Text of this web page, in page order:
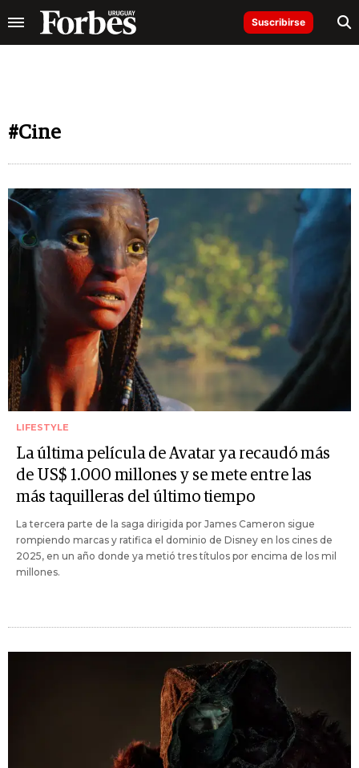
Suscribirse
#Cine
LIFESTYLE
La última película de Avatar ya recaudó más
de US$ 1.000 millones y se mete entre las
más taquilleras del último tiempo
La tercera parte de la saga dirigida por James Cameron sigue
rompiendo marcas y ratifica el dominio de Disney en los cines de
2025, en un año donde ya metió tres títulos por encima de los mil
millones.